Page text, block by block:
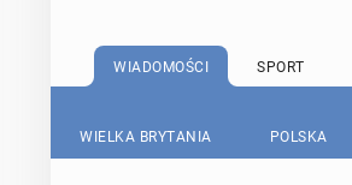
WIADOMOŚCI SPORT
WIELKA BRYTANIA POLSKA